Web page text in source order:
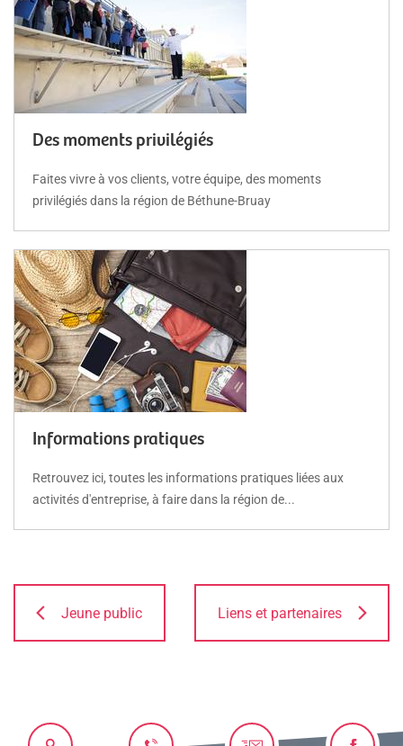
Des moments privilégiés
Faites vivre à vos clients, votre équipe, des moments
privilégiés dans la région de Béthune-Bruay
Informations pratiques
Retrouvez ici, toutes les informations pratiques liées aux
activités d'entreprise, à faire dans la région de...
Jeune public Liens et partenaires